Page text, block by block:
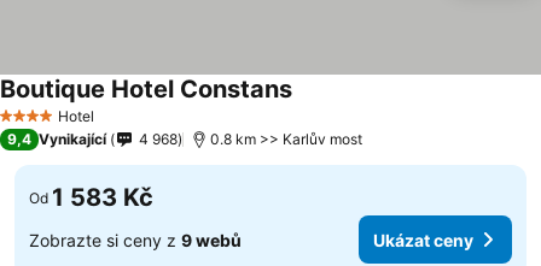
4 Počet hvězdiček
Hotel
Boutique Hotel Constans
9,4 Vynikající 4 968 0.8 km >> Karlův most
Od 1 583 Kč
Zobrazte si ceny z 9 webů Ukázat ceny